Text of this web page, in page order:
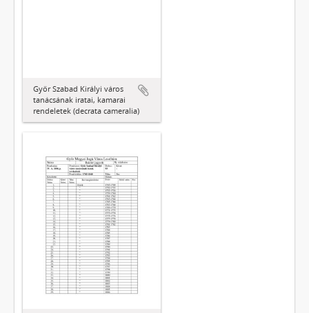
Győr Szabad Királyi város
tanácsának iratai, kamarai
rendeletek (decrata cameralia)